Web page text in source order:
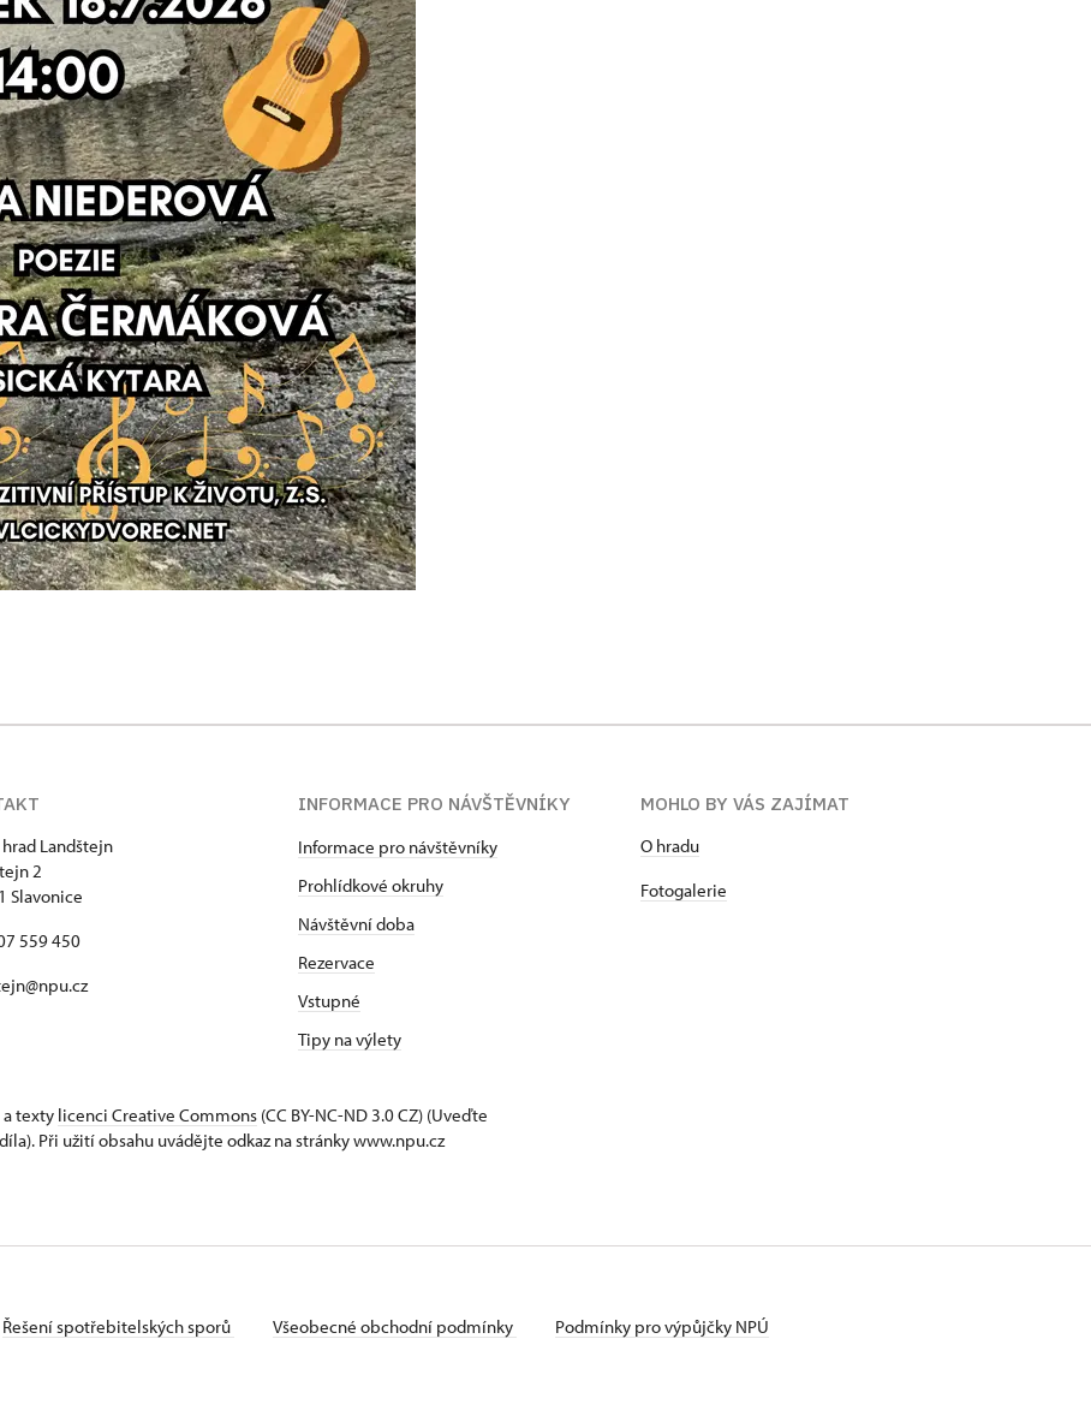
Landštejn
2
Slavonice
559 450
INFORMACE PRO NÁVŠTĚVNÍKY
Informace pro návštěvníky
Prohlídkové okruhy
Návštěvní doba
Rezervace
Vstupné
Tipy na výlety
MOHLO BY VÁS ZAJÍMAT
O hradu
Fotogalerie
texty licenci Creative Commons (CC BY-NC-ND 3.0 CZ) (Uveďte
Při užití obsahu uvádějte odkaz na stránky www.npu.cz
Řešení spotřebitelských sporů Všeobecné obchodní podmínky
Podmínky pro výpůjčky NPÚ